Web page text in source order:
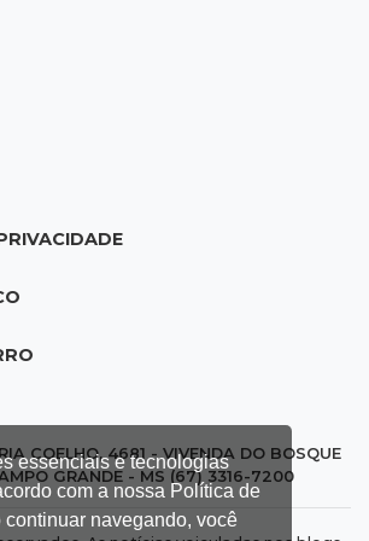
essenciais e tecnologias
com a nossa Política de
continuar navegando, você
de empregos
funções
Central, Riedel volta a
do bicho no País
COELHO, 4681 - VIVENDA DO BOSQUE
GRANDE - MS (67) 3316-7200